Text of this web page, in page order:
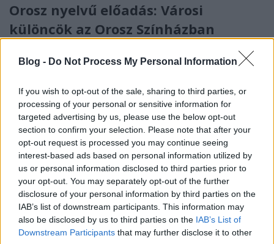
Blog - Do Not Process My Personal Information
If you wish to opt-out of the sale, sharing to third parties, or
processing of your personal or sensitive information for
targeted advertising by us, please use the below opt-out
section to confirm your selection. Please note that after your
opt-out request is processed you may continue seeing
interest-based ads based on personal information utilized by
us or personal information disclosed to third parties prior to
your opt-out. You may separately opt-out of the further
disclosure of your personal information by third parties on the
IAB’s list of downstream participants. This information may
also be disclosed by us to third parties on the IAB’s List of
Downstream Participants that may further disclose it to other
Orosz nyelvű előadás: Városi
különcök az Orosz Színházban
(Budapest, 1062, Andrássy út 120.)
stúdiószínházában újra megtekinthető Városi
különcök című darab. Az előadás orosz nyelvű.
Jegyek a helyszínen kaphatók. Városi különcök,
Grigorij Gorin elbeszélései alapján.…
Április 18-án beszélgetés Jevgenyij
Popovval az OKK-ban
szlavtextus •2013. április 10.